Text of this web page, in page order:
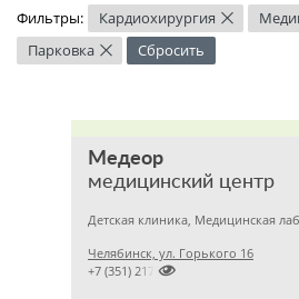
Фильтры: Кардиохирургия ×
Парковка × Сбросить
Медеор
медицинский центр
Челябинск, ул. Горького 16

+7 (351) 2172376